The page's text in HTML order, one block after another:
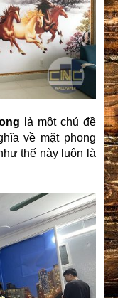
là một chủ đề
về mặt phong
thế này luôn là